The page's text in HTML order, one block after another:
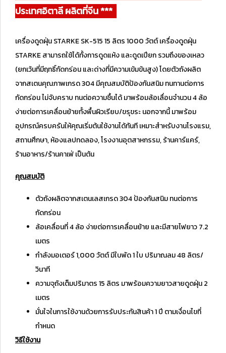
ประเทศอิตาลี ผลิตที่จีน ***
เครื่องดูดฝุ่น STARKE SK-515 15 ลิตร 1000 วัตต์ เครื่องดูดฝุ่น
STARKE สามารถใช้ได้ทั้งการดูดแห้ง และดูดเปียก รวมถึงของเหลว
(ยกเว้นที่มีฤทธิ์กัดกร่อน และด่างที่มีความเข้มข้นสูง) โดยตัวถังผลิต
จากสเตนคุณภาพเกรด 304 มีคุณสมบัติป้องกันสนิม ทนทานต่อการ
กัดกร่อน ไม่จับคราบ ทนต่อความชื้นได้ มาพร้อมล้อเลื่อนจำนวน 4 ล้อ
ง่ายต่อการเคลื่อนย้ายทั้งพื้นผิวเรียบ/ขรุขระ นอกจากนี้ มาพร้อม
อุปกรณ์ครบครันให้คุณเริ่มต้นใช้งานได้ทันที เหมาะสำหรับงานโรงแรม,
สถานศึกษา, ห้องแลปทดลอง, โรงงานอุตสาหกรรม, ร้านคาร์แคร์,
ร้านอาหาร/ร้านคาเฟ่ เป็นต้น
คุณสมบัติ
ตัวถังผลิตจากสเตนเลสเกรด 304 ป้องกันสนิม ทนต่อการ
กัดกร่อน
ล้อเคลื่อนที่ 4 ล้อ ง่ายต่อการเคลื่อนย้าย และมีสายไฟยาว 7.2
เมตร
กำลังมอเตอร์ 1,000 วัตต์ มีใบพัด 1 ใบ ปริมาณลม 48 ลิตร/
วินาที
ความจุถังเต็มปริมาตร 15 ลิตร มาพร้อมความยาวสายดูดฝุ่น 2
เมตร
มั่นใจในการใช้งานด้วยการรับประกันสินค้า 1 ปี ตามเงื่อนไขที่
กำหนด
วิธีใช้งาน